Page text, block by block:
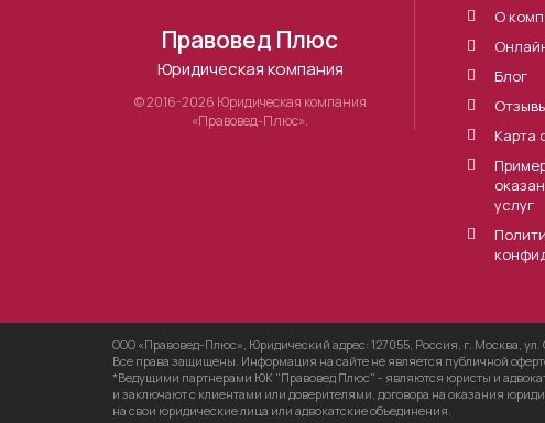
Правовед Плюс
Юридическая компания
© 2016-2026 Юридическая компания
«Правовед-Плюс».
О
Блог
Карта
услуг
ООО «Правовед-Плюс», Юридический адрес: 127055, Россия, г. Москва, ул.
Все права защищены. Информация на сайте не является публичной
*Ведущими партнерами ЮК "Правовед Плюс" - являются юристы и
и заключают с клиентами или доверителями, договора на оказания
на свои юридические лица или адвокатские объединения.